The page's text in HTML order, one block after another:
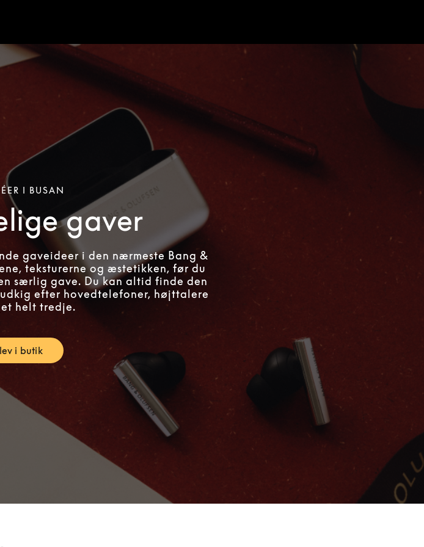
I BUSAN
gaver
gaveideer i den nærmeste Bang &
teksturerne og æstetikken, før du
særlig gave. Du kan altid finde den
efter hovedtelefoner, højttalere
helt tredje.
i butik
Link Opens in New Tab